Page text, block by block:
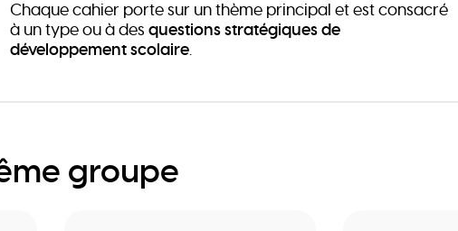
Chaque cahier porte sur un thème principal et est consacré
à un type ou à des questions stratégiques de
développement scolaire.
groupe